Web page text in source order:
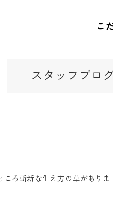
こ
スタッフブロ
ろ斬新な生え方の草がありま